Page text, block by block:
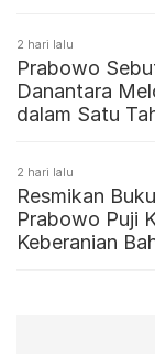
2 hari lalu
Prabowo
Danantara
dalam Satu
2 hari lalu
Resmikan
Prabowo Puji
Keberanian